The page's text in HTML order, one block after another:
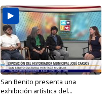
San Benito presenta una
exhibición artística del...